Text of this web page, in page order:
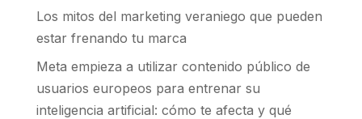
Los mitos del marketing veraniego que pueden
estar frenando tu marca
Meta empieza a utilizar contenido público de
usuarios europeos para entrenar su
inteligencia artificial: cómo te afecta y qué